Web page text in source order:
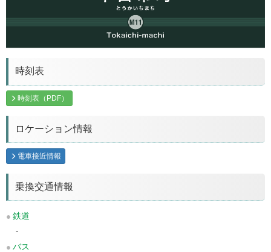
時刻表
時刻表（PDF）
ロケーション情報
電車接近情報
乗換交通情報
鉄道
-
バス